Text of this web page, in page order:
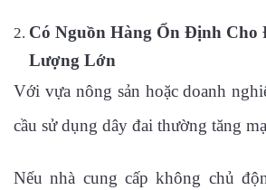
Có Nguồn Hàng Ổn Định Cho
Lượng Lớn
Với vựa nông sản hoặc doanh
cầu sử dụng dây đai thường tăng
Nếu nhà cung cấp không chủ